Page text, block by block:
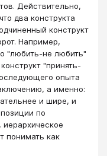
Действительно,
два конструкта
конструкт
Например,
"любить-не любить"
"принять-
опыта
а именно:
и шире, и
по
понимать как